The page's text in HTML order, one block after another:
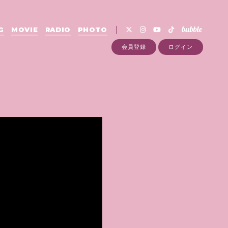
MOVIE RADIO PHOTO
会員登録 ログイン